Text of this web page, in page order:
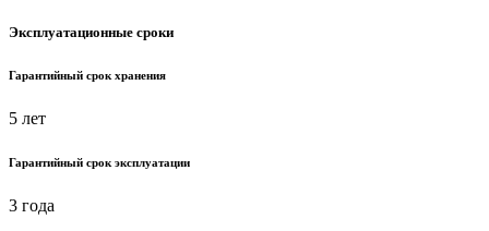
Эксплуатационные сроки
Гарантийный срок хранения
5 лет
Гарантийный срок эксплуатации
3 года